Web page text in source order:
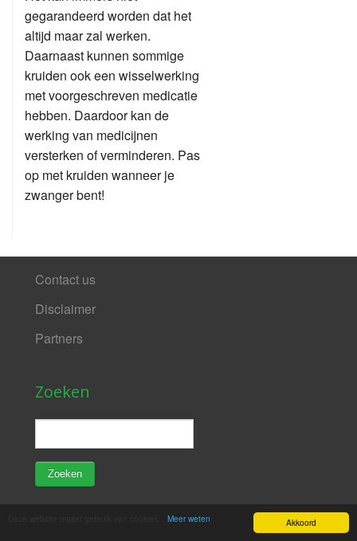
Akkoord
Meer weten
gegarandeerd worden dat het
altijd maar zal werken.
Daarnaast kunnen sommige
kruiden ook een wisselwerking
met voorgeschreven medicatie
hebben. Daardoor kan de
werking van medicijnen
versterken of verminderen. Pas
op met kruiden wanneer je
zwanger bent!
Contact us
Disclaimer
Partners
Zoeken